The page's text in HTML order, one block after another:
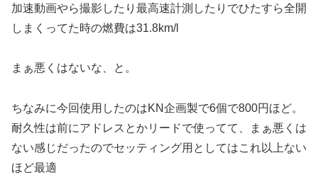
加速動画やら撮影したり最高速計測したりでひたすら全開
しまくってた時の燃費は31.8km/l
まぁ悪くはないな、と。
ちなみに今回使用したのはKN企画製で6個で800円ほど。
耐久性は前にアドレスとかリードで使ってて、まぁ悪くは
ない感じだったのでセッティング用としてはこれ以上ない
ほど最適